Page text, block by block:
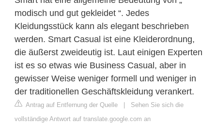
modisch und gut gekleidet “. Jedes
Kleidungsstück kann als elegant beschrieben
werden. Smart Casual ist eine Kleiderordnung,
die äußerst zweideutig ist. Laut einigen Experten
ist es so etwas wie Business Casual, aber in
gewisser Weise weniger formell und weniger in
der traditionellen Geschäftskleidung verankert.
Antrag auf Entfernung der Quelle | Sehen Sie sich die
vollständige Antwort auf translate.google.com an